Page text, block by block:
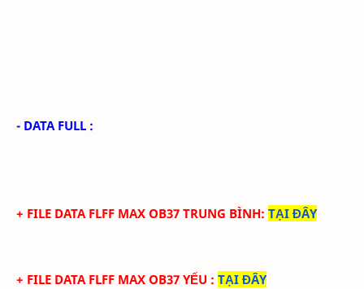
- DATA FULL :
+ FILE DATAFLFF MAX OB37 TRUNG BÌNH: TẠI ĐÂY
+ FILE DATAFLFF MAX OB37 YẾU : TẠI ĐÂY